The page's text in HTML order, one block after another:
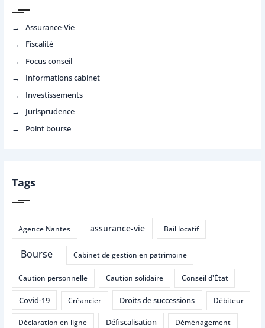
Assurance-Vie
Fiscalité
Focus conseil
Informations cabinet
Investissements
Jurisprudence
Point bourse
Tags
Agence Nantes assurance-vie Bail locatif
Bourse Cabinet de gestion en patrimoine
Caution personnelle Caution solidaire Conseil d'État
Covid-19 Créancier Droits de successions Débiteur
Déclaration en ligne Défiscalisation Déménagement